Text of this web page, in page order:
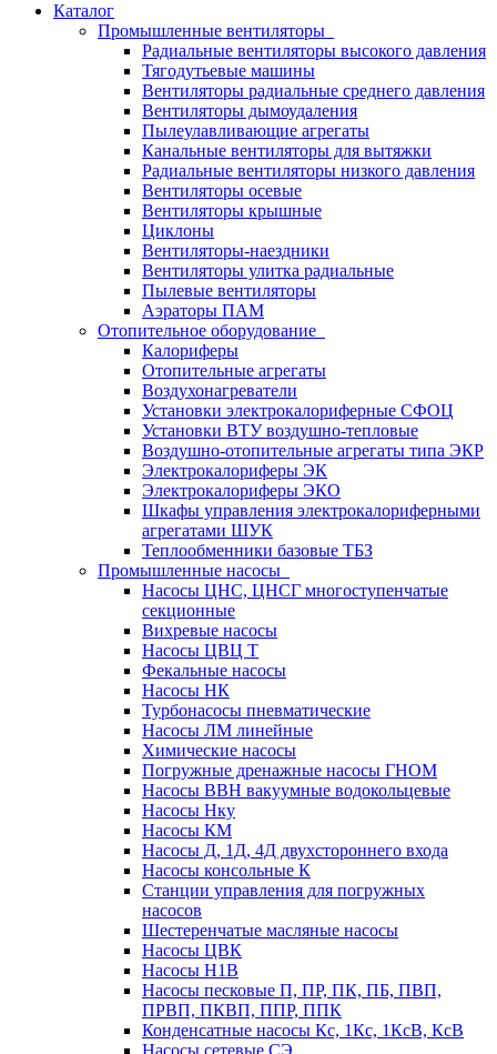
Каталог
Промышленные вентиляторы
Радиальные вентиляторы высокого давления
Тягодутьевые машины
Вентиляторы радиальные среднего давления
Вентиляторы дымоудаления
Пылеулавливающие агрегаты
Канальные вентиляторы для вытяжки
Радиальные вентиляторы низкого давления
Вентиляторы осевые
Вентиляторы крышные
Циклоны
Вентиляторы-наездники
Вентиляторы улитка радиальные
Пылевые вентиляторы
Аэраторы ПАМ
Отопительное оборудование
Калориферы
Отопительные агрегаты
Воздухонагреватели
Установки электрокалориферные СФОЦ
Установки ВТУ воздушно-тепловые
Воздушно-отопительные агрегаты типа ЭКР
Электрокалориферы ЭК
Электрокалориферы ЭКО
Шкафы управления электрокалориферными
агрегатами ШУК
Теплообменники базовые ТБЗ
Промышленные насосы
Насосы ЦНС, ЦНСГ многоступенчатые
секционные
Вихревые насосы
Насосы ЦВЦ Т
Фекальные насосы
Насосы НК
Турбонасосы пневматические
Насосы ЛМ линейные
Химические насосы
Погружные дренажные насосы ГНОМ
Насосы ВВН вакуумные водокольцевые
Насосы Нку
Насосы КМ
Насосы Д, 1Д, 4Д двухстороннего входа
Насосы консольные К
Станции управления для погружных
насосов
Шестеренчатые масляные насосы
Насосы ЦВК
Насосы Н1В
Насосы песковые П, ПР, ПК, ПБ, ПВП,
ПРВП, ПКВП, ППР, ППК
Конденсатные насосы Кс, 1Кс, 1КсВ, КсВ
Насосы сетевые СЭ